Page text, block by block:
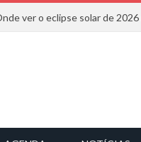
ver o eclipse solar de